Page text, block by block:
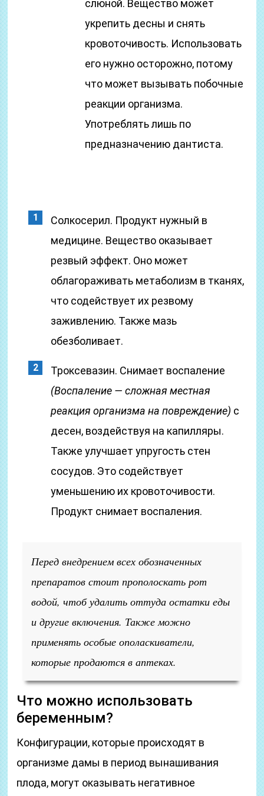
слюной. Вещество может
укрепить десны и снять
кровоточивость. Использовать
его нужно осторожно, потому
что может вызывать побочные
реакции организма.
Употреблять лишь по
предназначению дантиста.
Солкосерил. Продукт нужный в
медицине. Вещество оказывает
резвый эффект. Оно может
облагораживать метаболизм в тканях,
что содействует их резвому
заживлению. Также мазь
обезболивает.
Троксевазин. Снимает воспаление
(Воспаление — сложная местная
реакция организма на повреждение) с
десен, воздействуя на капилляры.
Также улучшает упругость стен
сосудов. Это содействует
уменьшению их кровоточивости.
Продукт снимает воспаления.
Перед внедрением всех обозначенных
препаратов стоит прополоскать рот
водой, чтоб удалить оттуда остатки еды
и другие включения. Также можно
применять особые ополаскиватели,
которые продаются в аптеках.
Что можно использовать
беременным?
Конфигурации, которые происходят в
организме дамы в период вынашивания
плода, могут оказывать негативное